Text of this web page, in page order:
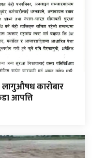
लागुऔषध कारोबार
आपत्ति